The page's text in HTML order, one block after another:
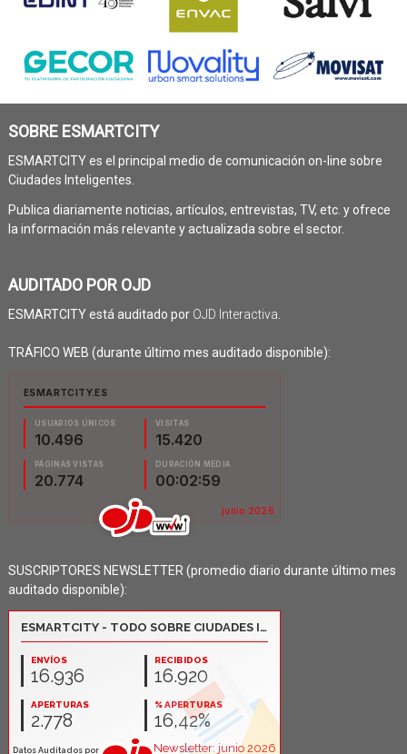
SOBRE ESMARTCITY
ESMARTCITY es el principal medio de comunicación on-line sobre
Ciudades Inteligentes.
Publica diariamente noticias, artículos, entrevistas, TV, etc. y ofrece
la información más relevante y actualizada sobre el sector.
AUDITADO POR OJD
ESMARTCITY está auditado por OJD Interactiva.
TRÁFICO WEB (durante último mes auditado disponible):
SUSCRIPTORES NEWSLETTER (promedio diario durante último mes
auditado disponible):